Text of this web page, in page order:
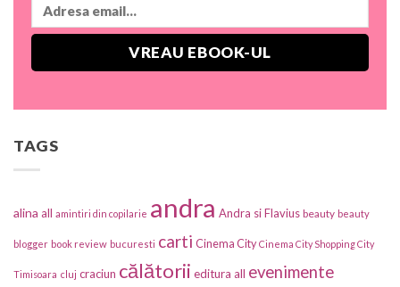
TAGS
alina all amintiri din copilarie andra Andra si Flavius beauty beauty
blogger book review bucuresti carti Cinema City Cinema City Shopping City
Timisoara cluj craciun călătorii editura all evenimente